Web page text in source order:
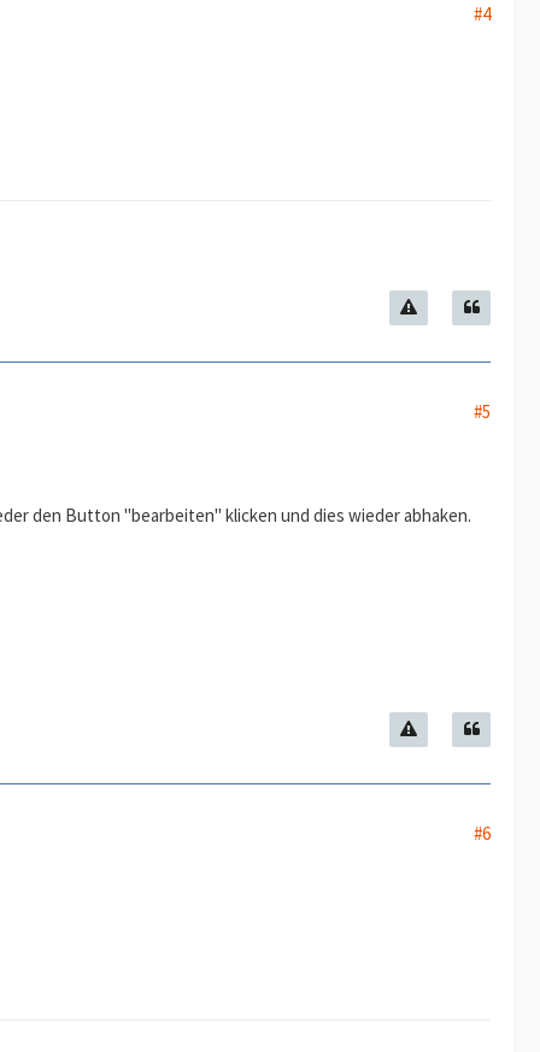
#4
#5
den Button "bearbeiten" klicken und dies wieder abhaken.
#6